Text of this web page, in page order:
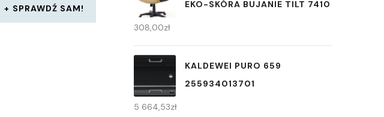
SPRAWDŹ SAM!
EKO-SKÓRA BUJANIE TILT 7410
308,00zł
KALDEWEI PURO 659
255934013701
5 664,53zł